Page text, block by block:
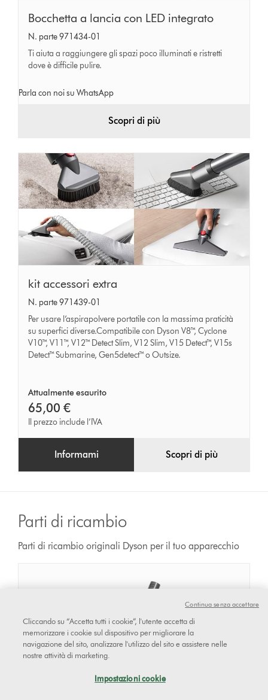
Bocchetta
a
lancia
con
Bocchetta a lancia con LED integrato
N. parte 971434-01
Ti aiuta a raggiungere gli spazi poco illuminati e ristretti
dove è difficile pulire.
Parla con noi su WhatsApp
Scopri di più
kit
accessori
extra
kit accessori extra
N. parte 971439-01
Per usare l’aspirapolvere portatile con la massima praticità
su superfici diverse.Compatibile con Dyson V8™, Cyclone
V10™, V11™, V12™ Detect Slim, V12 Slim, V15 Detect™, V15s
Detect™ Submarine, Gen5detect™ o Outsize.
Attualmente esaurito
65,00 €
Il prezzo include l’IVA
Informami Scopri di più
Parti di ricambio
Parti di ricambio originali Dyson per il tuo apparecchio
Cliccando su “Accetta tutti i cookie”, l'utente accetta di
memorizzare i cookie sul dispositivo per migliorare la
navigazione del sito, analizzare l'utilizzo del sito e assistere nelle
nostre attività di marketing.
Impostazioni cookie
Continua senza accettare